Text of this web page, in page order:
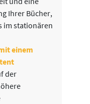
Ihrer Bücher,
im stationären
einem
der